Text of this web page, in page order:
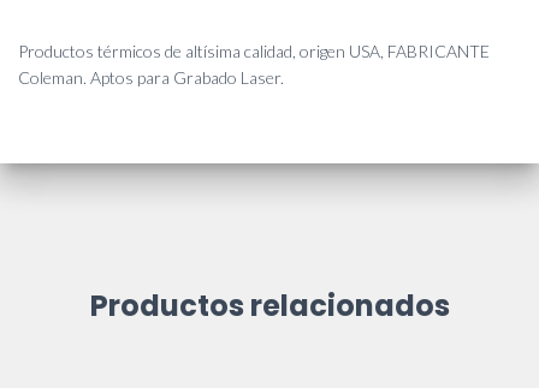
Productos térmicos de altísima calidad, origen USA, FABRICANTE
Coleman. Aptos para Grabado Laser.
Productos relacionados